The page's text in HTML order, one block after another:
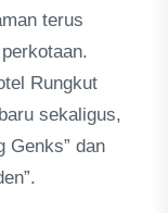
terus
Rungkut
sekaligus,
Genks” dan